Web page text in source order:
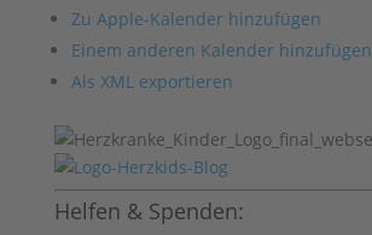
Zu Apple-Kalender hinzufügen
Einem anderen Kalender hinzufügen
Als XML exportieren
Helfen & Spenden: